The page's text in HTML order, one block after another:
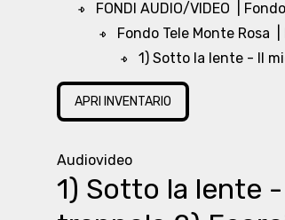
FONDI AUDIO/VIDEO
| Fondo
Fondo Tele Monte Rosa
1) Sotto la lente - Il
APRI INVENTARIO
Audiovideo
1) Sotto la lente